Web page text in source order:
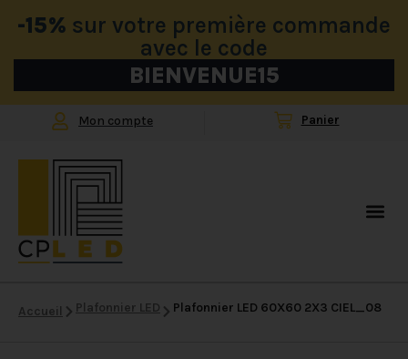
-15% sur votre première commande
avec le code
BIENVENUE15
Mon compte
Accueil Plafonnier LED Plafonnier LED 60X60 2X3 CIEL_08